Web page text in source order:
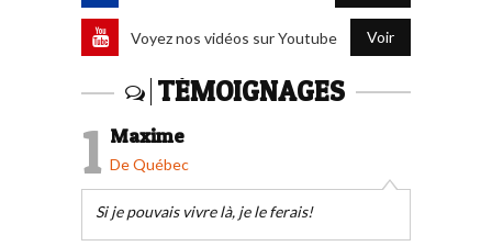
Voyez nos vidéos sur Youtube Voir
TÉMOIGNAGES
1 Maxime
De Québec
Si je pouvais vivre là, je le ferais!